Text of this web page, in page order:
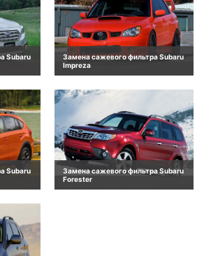
Subaru
Замена сажевого фильтра Subaru
Impreza
Subaru
Замена сажевого фильтра Subaru
Forester